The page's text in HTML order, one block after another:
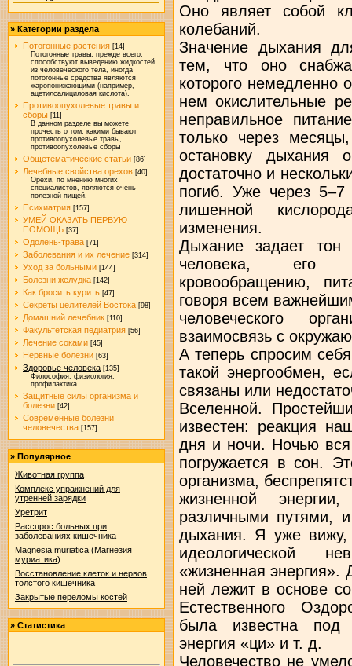
» Категории раздела
Потогонные растения [14]
Потогонные травы, прежде всего,
способствуют выведению жидкостей
из человеческого тела, иногда
потогонные средства являются
жаропонижающими (например,
ацетилсалициловая кислота).
Противоопухолевые травы и
сборы [11]
В данном разделе вы можете
прочесть о том, какими бывают
противоопухолевые травы,
противоопухолевые сборы
Общетематические статьи [86]
Лечебные свойства орехов [40]
Орехи, по мнению многих
специалистов, являются очень
полезной пищей.
Психиатрия [157]
УМЕЙ ОКАЗАТЬ ПЕРВУЮ
ПОМОЩЬ [37]
Одолень-трава [71]
Заболевания и их лечение [314]
Уход за больными [144]
Болезни желудка [142]
Как бросить курить [47]
Секреты целителей Востока [98]
Домашний лечебник [110]
Факультетская педиатрия [56]
Лечение соками [45]
Нервные болезни [63]
Здоровье человека [135]
Философия, физиология,
профилактика.
Защитные силы организма и
болезни [42]
Современные болезни
человечества [157]
» Популярное
Животная группа
Комплекс упражнений для
утренней зарядки
Уретрит
Расспрос больных при
заболеваниях кишечника
Magnesia muriatica (Магнезия
муриатика)
Восстановление клеток и нервов
толстого кишечника
Закрытые переломы костей
» Статистика
Оно являет собой
колебаний.
Значение дыхания
тем, что оно
которого немедленно
нем окислительные
неправильное
только через
остановку дыхания
достаточно и
погиб. Уже через 5–7
лишенной
изменения.
Дыхание задает тон
человека, его
кровообращению,
говоря всем
человеческого
взаимосвязь с
А теперь спросим
такой энергообмен,
связаны или
Вселенной.
известен: реакция
дня и ночи. Ночью
погружается в сон.
организма,
жизненной
различными путями,
дыхания. Я уже вижу,
идеологической
«жизненная энергия».
ней лежит в основе
Естественного
была известна под
энергия «ци» и т. д.
Человечество не